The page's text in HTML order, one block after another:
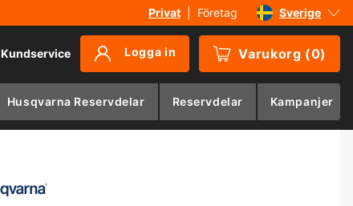
Privat Företag
Sverige
Danmark
Norge
Kundservice Logga in Varukorg (0)
Husqvarna Reservdelar Reservdelar Kampanjer